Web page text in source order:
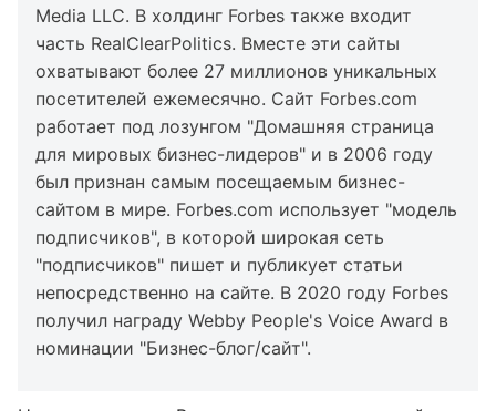
Media LLC. В холдинг Forbes также входит
часть RealClearPolitics. Вместе эти сайты
охватывают более 27 миллионов уникальных
посетителей ежемесячно. Сайт Forbes.com
работает под лозунгом "Домашняя страница
для мировых бизнес-лидеров" и в 2006 году
был признан самым посещаемым бизнес-
сайтом в мире. Forbes.com использует "модель
подписчиков", в которой широкая сеть
"подписчиков" пишет и публикует статьи
непосредственно на сайте. В 2020 году Forbes
получил награду Webby People's Voice Award в
номинации "Бизнес-блог/сайт".